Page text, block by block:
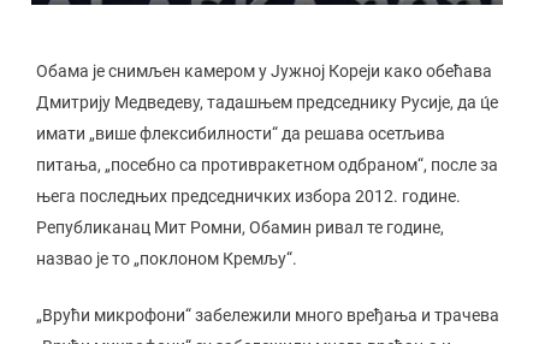
Обама је снимљен камером у Јужној Кореји како обећава
Дмитрију Медведеву, тадашњем председнику Русије, да ц́е
имати „више флексибилности“ да решава осетљива
питања, „посебно са противракетном одбраном“, после за
њега последњих председничких избора 2012. године.
Републиканац Мит Ромни, Обамин ривал те године,
назвао је то „поклоном Кремљу“.
„Врући микрофони“ забележили много вређања и трачева